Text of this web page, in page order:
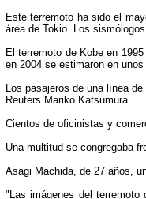
Este terremoto ha sido el
área de Tokio. Los
El terremoto de Kobe en
en 2004 se estimaron en
Los pasajeros de una línea
Reuters Mariko Katsumura.
Cientos de oficinistas y
Una multitud se congregaba
Asagi Machida, de 27 años,
"Las imágenes del